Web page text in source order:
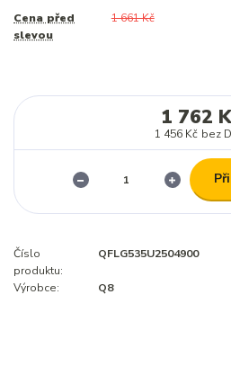
Cena před
slevou
1 661 Kč
1 762
1 456 Kč bez
Číslo
produktu:
QFLG535U2504900
Výrobce: Q8